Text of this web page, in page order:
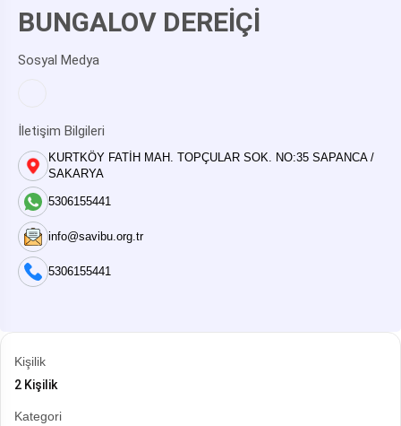
BUNGALOV DEREİÇİ
Sosyal Medya
İletişim Bilgileri
KURTKÖY FATİH MAH. TOPÇULAR SOK. NO:35 SAPANCA /
SAKARYA
5306155441
info@savibu.org.tr
5306155441
Kişilik
2 Kişilik
Kategori